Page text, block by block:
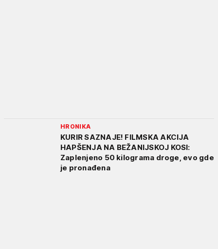
HRONIKA
KURIR SAZNAJE! FILMSKA AKCIJA
HAPŠENJA NA BEŽANIJSKOJ KOSI:
Zaplenjeno 50 kilograma droge, evo gde
je pronađena